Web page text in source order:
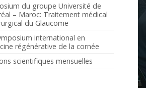
du groupe Université de
– Maroc: Traitement médical
du Glaucome
international en
régénérative de la cornée
scientifiques mensuelles